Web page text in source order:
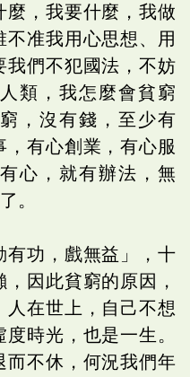
麼，我要什麼，我做
准我用心思想、用
我們不犯國法，不妨
類，我怎麼會貧窮
，沒有錢，至少有
有心創業，有心服
心，就有辦法，無
。
有功，戲無益」，十
因此貧窮的原因，
人在世上，自己不想
時光，也是一生。
而不休，何況我們年